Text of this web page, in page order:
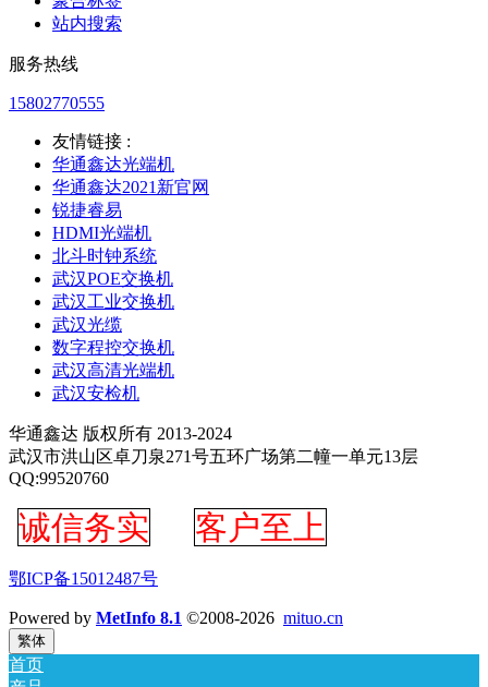
站内搜索
服务热线
15802770555
友情链接 :
华通鑫达光端机
华通鑫达2021新官网
锐捷睿易
HDMI光端机
北斗时钟系统
武汉POE交换机
武汉工业交换机
武汉光缆
数字程控交换机
武汉高清光端机
武汉安检机
华通鑫达 版权所有 2013-2024
武汉市洪山区卓刀泉271号五环广场第二幢一单元13层
QQ:99520760
诚信务实 客户至上
鄂ICP备15012487号
Powered by MetInfo 8.1 ©2008-2026 mituo.cn
繁体
首页